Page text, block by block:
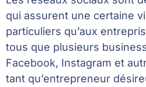
qui assurent une certaine
particuliers qu’aux
tous que plusieurs
Facebook, Instagram et
tant qu’entrepreneur